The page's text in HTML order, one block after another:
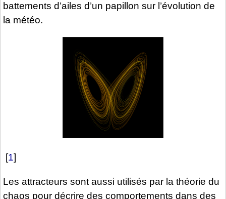
battements d’ailes d’un papillon sur l’évolution de
la météo.
[1]
Les attracteurs sont aussi utilisés par la théorie du
chaos pour décrire des comportements dans des